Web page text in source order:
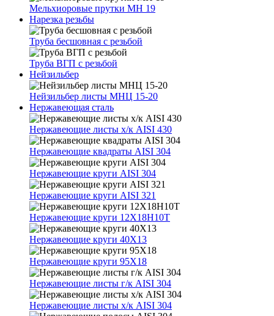
Мельхиоровые прутки МН 19
Нарезка резьбы
Труба бесшовная с резьбой
Труба ВГП с резьбой
Нейзильбер
Нейзильбер листы МНЦ 15-20
Нержавеющая сталь
Нержавеющие листы х/к AISI 430
Нержавеющие квадраты AISI 304
Нержавеющие круги AISI 304
Нержавеющие круги AISI 321
Нержавеющие круги 12Х18Н10Т
Нержавеющие круги 40Х13
Нержавеющие круги 95Х18
Нержавеющие листы г/к AISI 304
Нержавеющие листы х/к AISI 304